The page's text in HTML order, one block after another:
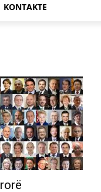
KONTAKTE